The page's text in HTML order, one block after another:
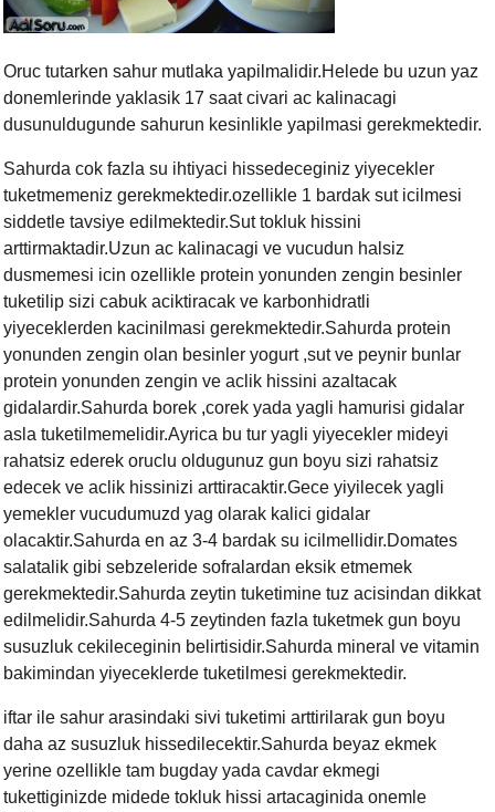
Oruc tutarken sahur mutlaka yapilmalidir.Helede bu uzun yaz
donemlerinde yaklasik 17 saat civari ac kalinacagi
dusunuldugunde sahurun kesinlikle yapilmasi gerekmektedir.
Sahurda cok fazla su ihtiyaci hissedeceginiz yiyecekler
tuketmemeniz gerekmektedir.ozellikle 1 bardak sut icilmesi
siddetle tavsiye edilmektedir.Sut tokluk hissini
arttirmaktadir.Uzun ac kalinacagi ve vucudun halsiz
dusmemesi icin ozellikle protein yonunden zengin besinler
tuketilip sizi cabuk aciktiracak ve karbonhidratli
yiyeceklerden kacinilmasi gerekmektedir.Sahurda protein
yonunden zengin olan besinler yogurt ,sut ve peynir bunlar
protein yonunden zengin ve aclik hissini azaltacak
gidalardir.Sahurda borek ,corek yada yagli hamurisi gidalar
asla tuketilmemelidir.Ayrica bu tur yagli yiyecekler mideyi
rahatsiz ederek oruclu oldugunuz gun boyu sizi rahatsiz
edecek ve aclik hissinizi arttiracaktir.Gece yiyilecek yagli
yemekler vucudumuzd yag olarak kalici gidalar
olacaktir.Sahurda en az 3-4 bardak su icilmellidir.Domates
salatalik gibi sebzeleride sofralardan eksik etmemek
gerekmektedir.Sahurda zeytin tuketimine tuz acisindan dikkat
edilmelidir.Sahurda 4-5 zeytinden fazla tuketmek gun boyu
susuzluk cekileceginin belirtisidir.Sahurda mineral ve vitamin
bakimindan yiyeceklerde tuketilmesi gerekmektedir.
iftar ile sahur arasindaki sivi tuketimi arttirilarak gun boyu
daha az susuzluk hissedilecektir.Sahurda beyaz ekmek
yerine ozellikle tam bugday yada cavdar ekmegi
tukettiginizde midede tokluk hissi artacaginida onemle